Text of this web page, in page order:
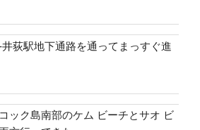
荻駅地下通路を通ってまっすぐ進
ック島南部のケム ビーチとサオ ビ